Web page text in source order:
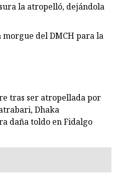
la atropelló, dejándola
del DMCH para la
tras ser atropellada por
Dhaka
daña toldo en Fidalgo